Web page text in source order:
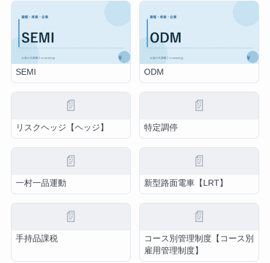
SEMI ODM
📄
リスクヘッジ【ヘッジ】
📄
特定調停
📄
一村一品運動
📄
新型路面電車【LRT】
📄
手持品課税
📄
コース別管理制度【コース別
雇用管理制度】